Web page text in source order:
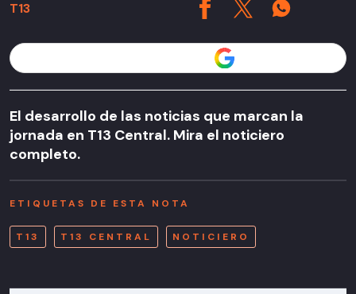
T13
El desarrollo de las noticias que marcan la
jornada en T13 Central. Mira el noticiero
completo.
ETIQUETAS DE ESTA NOTA
T13 T13 CENTRAL NOTICIERO